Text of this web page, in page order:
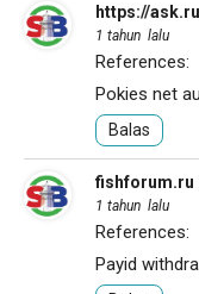
https://
1 tahun lalu
References:
Pokies net
Balas
fishforum.ru
1 tahun lalu
References:
Payid